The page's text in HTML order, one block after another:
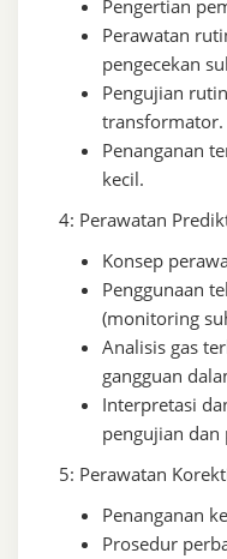
Pengertian
Perawatan
pengecekan
Pengujian
transformator.
Penanganan
kecil.
4: Perawatan
Konsep
Penggunaan
(monitoring
Analisis gas
gangguan
Interpretasi
pengujian dan
5: Perawatan
Penanganan
Prosedur